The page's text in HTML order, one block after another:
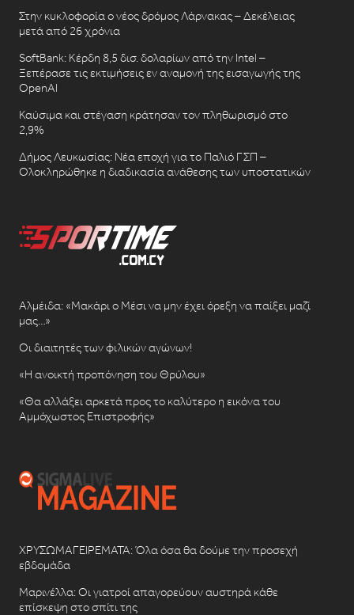
Στην κυκλοφορία ο νέος δρόμος Λάρνακας – Δεκέλειας
μετά από 26 χρόνια
SoftBank: Κέρδη 8,5 δισ. δολαρίων από την Intel –
Ξεπέρασε τις εκτιμήσεις εν αναμονή της εισαγωγής της
OpenAI
Καύσιμα και στέγαση κράτησαν τον πληθωρισμό στο
2,9%
Δήμος Λευκωσίας: Νέα εποχή για το Παλιό ΓΣΠ –
Ολοκληρώθηκε η διαδικασία ανάθεσης των υποστατικών
Αλμέιδα: «Μακάρι ο Μέσι να μην έχει όρεξη να παίξει μαζί
μας…»
Οι διαιτητές των φιλικών αγώνων!
«Η ανοικτή προπόνηση του Θρύλου»
«Θα αλλάξει αρκετά προς το καλύτερο η εικόνα του
Αμμόχωστος Επιστροφής»
ΧΡΥΣΩΜΑΓΕΙΡΕΜΑΤΑ: Όλα όσα θα δούμε την προσεχή
εβδομάδα
Μαρινέλλα: Οι γιατροί απαγορεύουν αυστηρά κάθε
επίσκεψη στο σπίτι της